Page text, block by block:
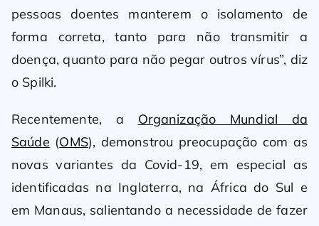
pessoas doentes manterem o isolamento de
forma correta, tanto para não transmitir a
doença, quanto para não pegar outros vírus”, diz
o Spilki.
Recentemente, a Organização Mundial da
Saúde (OMS), demonstrou preocupação com as
novas variantes da Covid-19, em especial as
identificadas na Inglaterra, na África do Sul e
em Manaus, salientando a necessidade de fazer